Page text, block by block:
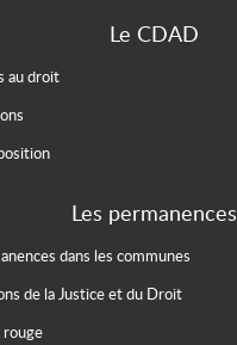
Le CDAD
au droit
Les permanences
dans les communes
de la Justice et du Droit